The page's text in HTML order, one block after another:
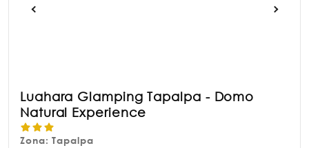
Luahara Glamping Tapalpa - Domo
Natural Experience
Zona: Tapalpa